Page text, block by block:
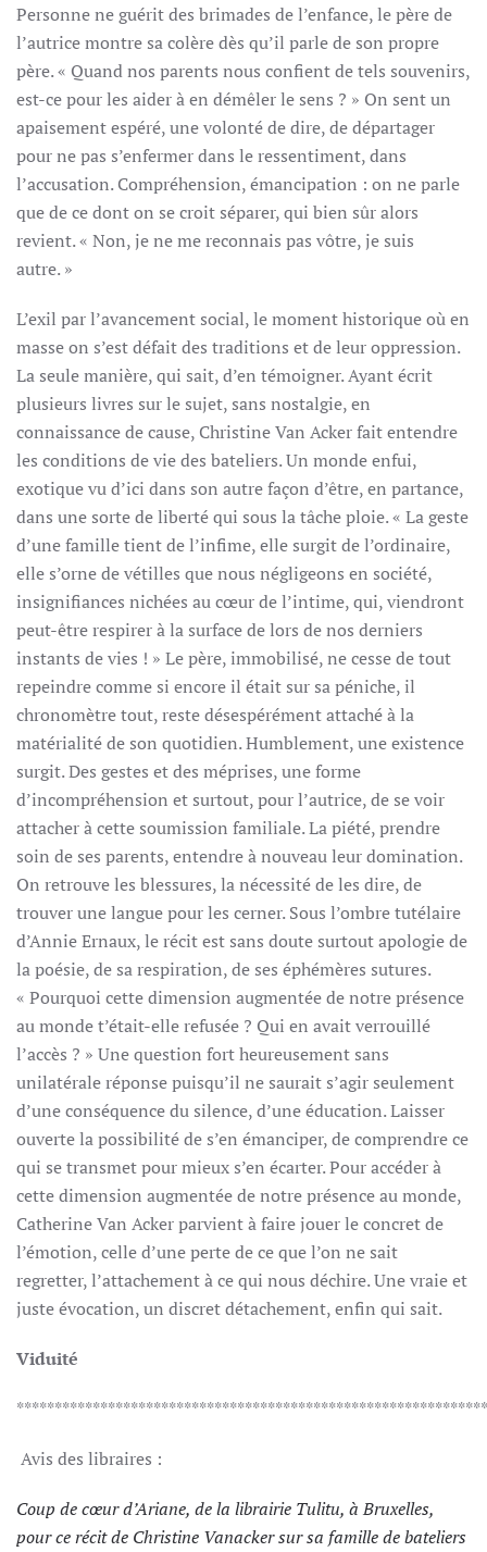
Personne ne guérit des brimades de l’enfance, le père de
l’autrice montre sa colère dès qu’il parle de son propre
père. « Quand nos parents nous confient de tels souvenirs,
est-ce pour les aider à en démêler le sens ? » On sent un
apaisement espéré, une volonté de dire, de départager
pour ne pas s’enfermer dans le ressentiment, dans
l’accusation. Compréhension, émancipation : on ne parle
que de ce dont on se croit séparer, qui bien sûr alors
revient. « Non, je ne me reconnais pas vôtre, je suis
autre. »
L’exil par l’avancement social, le moment historique où en
masse on s’est défait des traditions et de leur oppression.
La seule manière, qui sait, d’en témoigner. Ayant écrit
plusieurs livres sur le sujet, sans nostalgie, en
connaissance de cause, Christine Van Acker fait entendre
les conditions de vie des bateliers. Un monde enfui,
exotique vu d’ici dans son autre façon d’être, en partance,
dans une sorte de liberté qui sous la tâche ploie. « La geste
d’une famille tient de l’infime, elle surgit de l’ordinaire,
elle s’orne de vétilles que nous négligeons en société,
insignifiances nichées au cœur de l’intime, qui, viendront
peut-être respirer à la surface de lors de nos derniers
instants de vies ! » Le père, immobilisé, ne cesse de tout
repeindre comme si encore il était sur sa péniche, il
chronomètre tout, reste désespérément attaché à la
matérialité de son quotidien. Humblement, une existence
surgit. Des gestes et des méprises, une forme
d’incompréhension et surtout, pour l’autrice, de se voir
attacher à cette soumission familiale. La piété, prendre
soin de ses parents, entendre à nouveau leur domination.
On retrouve les blessures, la nécessité de les dire, de
trouver une langue pour les cerner. Sous l’ombre tutélaire
d’Annie Ernaux, le récit est sans doute surtout apologie de
la poésie, de sa respiration, de ses éphémères sutures.
« Pourquoi cette dimension augmentée de notre présence
au monde t’était-elle refusée ? Qui en avait verrouillé
l’accès ? » Une question fort heureusement sans
unilatérale réponse puisqu’il ne saurait s’agir seulement
d’une conséquence du silence, d’une éducation. Laisser
ouverte la possibilité de s’en émanciper, de comprendre ce
qui se transmet pour mieux s’en écarter. Pour accéder à
cette dimension augmentée de notre présence au monde,
Catherine Van Acker parvient à faire jouer le concret de
l’émotion, celle d’une perte de ce que l’on ne sait
regretter, l’attachement à ce qui nous déchire. Une vraie et
juste évocation, un discret détachement, enfin qui sait.
Viduité
Avis des libraires :
Coup de cœur d’Ariane, de la librairie Tulitu, à Bruxelles,
pour ce récit de Christine Vanacker sur sa famille de bateliers